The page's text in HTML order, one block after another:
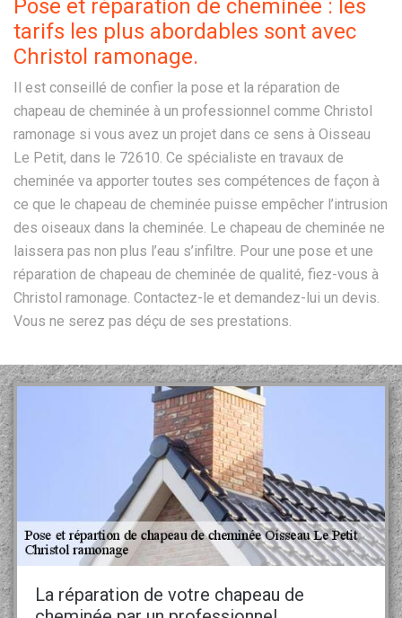
Pose et réparation de cheminée : les
tarifs les plus abordables sont avec
Christol ramonage.
Il est conseillé de confier la pose et la réparation de
chapeau de cheminée à un professionnel comme Christol
ramonage si vous avez un projet dans ce sens à Oisseau
Le Petit, dans le 72610. Ce spécialiste en travaux de
cheminée va apporter toutes ses compétences de façon à
ce que le chapeau de cheminée puisse empêcher l’intrusion
des oiseaux dans la cheminée. Le chapeau de cheminée ne
laissera pas non plus l’eau s’infiltre. Pour une pose et une
réparation de chapeau de cheminée de qualité, fiez-vous à
Christol ramonage. Contactez-le et demandez-lui un devis.
Vous ne serez pas déçu de ses prestations.
La réparation de votre chapeau de